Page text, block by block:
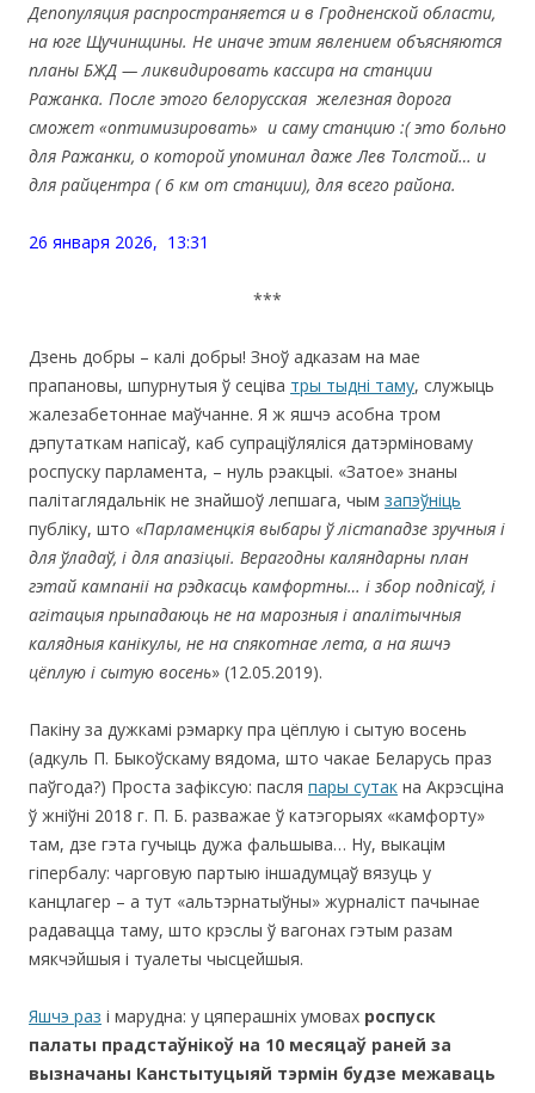
Депопуляция распространяется и в Гродненской области,
на юге Щучинщины. Не иначе этим явлением объясняются
планы БЖД — ликвидировать кассира на станции
Ражанка. После этого белорусская железная дорога
сможет «оптимизировать» и саму станцию ​​:( это больно
для Ражанки, о которой упоминал даже Лев Толстой… и
для райцентра ( 6 км от станции), для всего района.
26 января 2026, 13:31
***
Дзень добры – калі добры! Зноў адказам на мае
прапановы, шпурнутыя ў сеціва тры тыдні таму, служыць
жалезабетоннае маўчанне. Я ж яшчэ асобна тром
дэпутаткам напісаў, каб супраціўляліся датэрміноваму
роспуску парламента, – нуль рэакцыі. «Затое» знаны
палітаглядальнік не знайшоў лепшага, чым запэўніць
публіку, што «Парламенцкія выбары ў лістападзе зручныя і
для ўладаў, і для апазіцыі. Верагодны каляндарны план
гэтай кампаніі на рэдкасць камфортны… і збор подпісаў, і
агітацыя прыпадаюць не на марозныя і апалітычныя
калядныя канікулы, не на спякотнае лета, а на яшчэ
цёплую і сытую восень» (12.05.2019).
Пакіну за дужкамі рэмарку пра цёплую і сытую восень
(адкуль П. Быкоўскаму вядома, што чакае Беларусь праз
паўгода?) Проста зафіксую: пасля пары сутак на Акрэсціна
ў жніўні 2018 г. П. Б. разважае ў катэгорыях «камфорту»
там, дзе гэта гучыць дужа фальшыва… Ну, выкацім
гіпербалу: чарговую партыю іншадумцаў вязуць у
канцлагер – а тут «альтэрнатыўны» журналіст пачынае
радавацца таму, што крэслы ў вагонах гэтым разам
мякчэйшыя і туалеты чысцейшыя.
Яшчэ раз і марудна: у цяперашніх умовах роспуск
палаты прадстаўнікоў на 10 месяцаў раней за
вызначаны Канстытуцыяй тэрмін будзе межаваць